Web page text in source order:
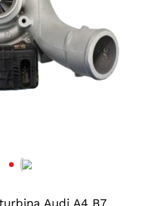
Audi A4 B7